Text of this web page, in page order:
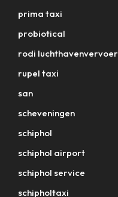
prima taxi
probiotical
rodi luchthavenvervoer
rupel taxi
san
scheveningen
schiphol
schiphol airport
schiphol service
schipholtaxi